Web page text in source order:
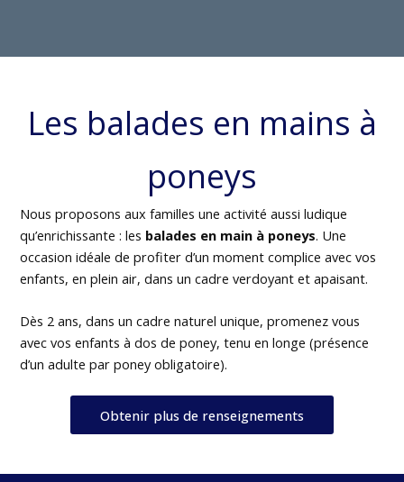
Les balades en mains à
poneys
Nous proposons aux familles une activité aussi ludique
qu’enrichissante : les balades en main à poneys. Une
occasion idéale de profiter d’un moment complice avec vos
enfants, en plein air, dans un cadre verdoyant et apaisant.
Dès 2 ans, dans un cadre naturel unique, promenez vous
avec vos enfants à dos de poney, tenu en longe (présence
d’un adulte par poney obligatoire).
Obtenir plus de renseignements